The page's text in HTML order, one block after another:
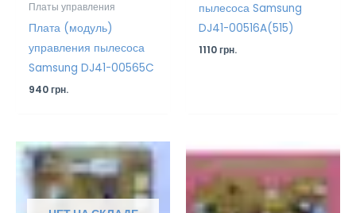
Платы управления
Плата (модуль)
управления пылесоса
Samsung DJ41-00565C
940грн.
пылесоса Samsung
DJ41-00516A(515)
1110грн.